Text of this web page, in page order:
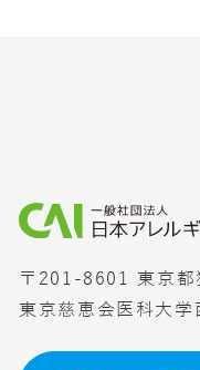
〒201-8601 東京
東京慈恵会医科大